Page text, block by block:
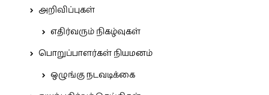
அறிவிப்புகள்
எதிர்வரும் நிகழ்வுகள்
பொறுப்பாளர்கள் நியமனம்
ஒழுங்கு நடவடிக்கை